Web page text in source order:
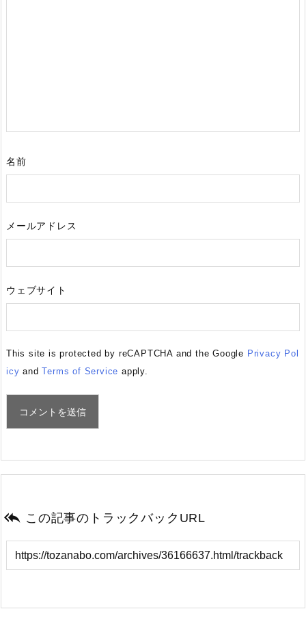
名前
メールアドレス
ウェブサイト
This site is protected by reCAPTCHA and the Google Privacy Pol
icy andTerms of Service apply.
 この記事のトラックバックURL